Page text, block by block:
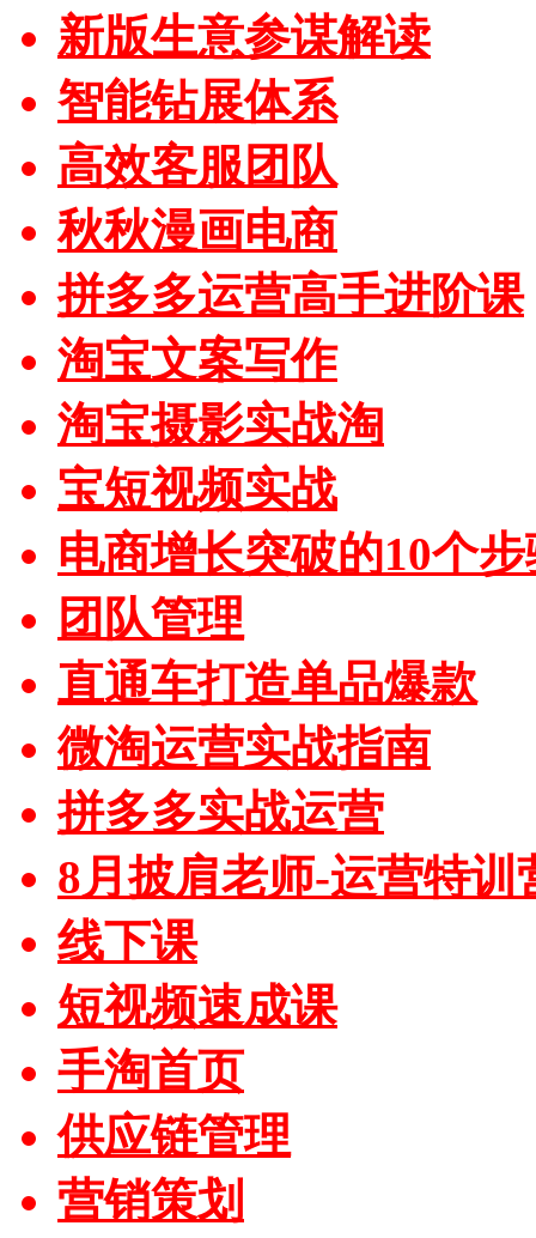
新版生意参谋解读
智能钻展体系
高效客服团队
秋秋漫画电商
拼多多运营高手进阶课
淘宝文案写作
淘宝摄影实战淘
宝短视频实战
电商增长突破的10个
团队管理
直通车打造单品爆款
微淘运营实战指南
拼多多实战运营
8月披肩老师-运营特训
线下课
短视频速成课
手淘首页
供应链管理
营销策划